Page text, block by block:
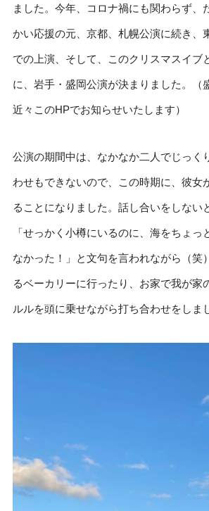
ました。今年、コロナ禍にも関わらず、
かい応援の元、京都、札幌公演に続き、
での上演、そして、このクリスマスイブ
に、岩手・盛岡公演が決まりました。（
近々このHPでお知らせいたします）
公演の期間中は、なかなか二人でじっく
わせもできないので、この時期に、彼女
ることになりました。話し合いをしない
「せっかく小樽にいるのに、海をちょっ
なかった！」と文句を言われながら（笑
るベーカリーに行ったり、お家で我が家
ルルを頭に乗せながら打ち合わせをしま